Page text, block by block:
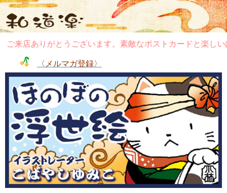
店ありがとうございます。素敵なポストカードと楽しいぽち
〈メルマガ登録〉